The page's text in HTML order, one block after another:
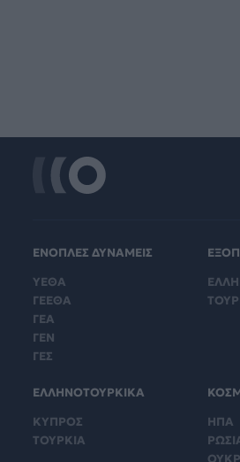
ΕΝΟΠΛΕΣ ΔΥΝΑΜΕΙΣ
ΥΕΘΑ
ΓΕΕΘΑ
ΓΕΑ
ΓΕΝ
ΓΕΣ
ΕΛΛΗΝΟΤΟΥΡΚΙΚΑ
ΚΥΠΡΟΣ
ΤΟΥΡΚΙΑ
ΗΠΑ